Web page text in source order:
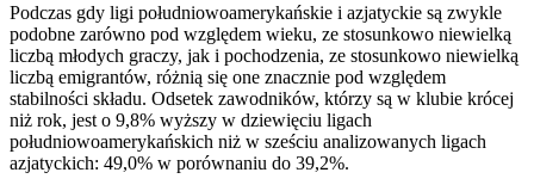
Podczas gdy ligi południowoamerykańskie i azjatyckie są zwykle
podobne zarówno pod względem wieku, ze stosunkowo niewielką
liczbą młodych graczy, jak i pochodzenia, ze stosunkowo niewielką
liczbą emigrantów, różnią się one znacznie pod względem
stabilności składu. Odsetek zawodników, którzy są w klubie krócej
niż rok, jest o 9,8% wyższy w dziewięciu ligach
południowoamerykańskich niż w sześciu analizowanych ligach
azjatyckich: 49,0% w porównaniu do 39,2%.